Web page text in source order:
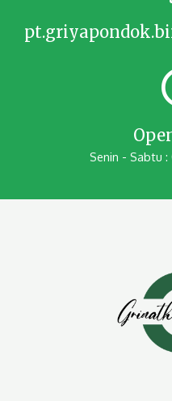
Senin - Sabtu :